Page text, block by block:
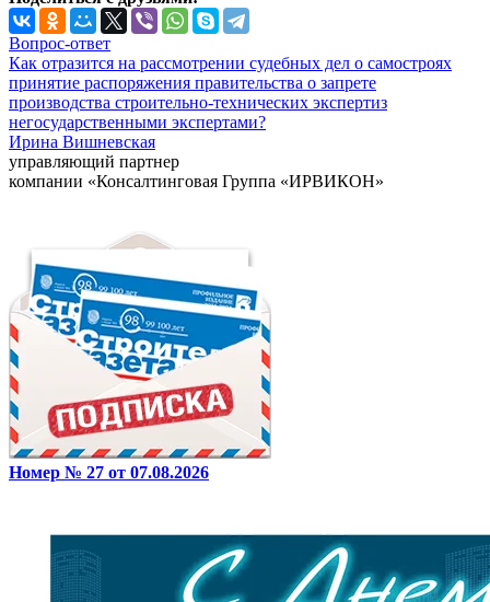
Вопрос-ответ
Как отразится на рассмотрении судебных дел о самостроях
принятие распоряжения правительства о запрете
производства строительно-технических экспертиз
негосударственными экспертами?
Ирина Вишневская
управляющий партнер
компании «Консалтинговая Группа «ИРВИКОН»
Номер № 27 от 07.08.2026